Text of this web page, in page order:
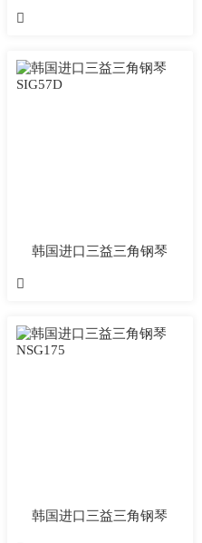

韩国进口三益三角钢琴

韩国进口三益三角钢琴